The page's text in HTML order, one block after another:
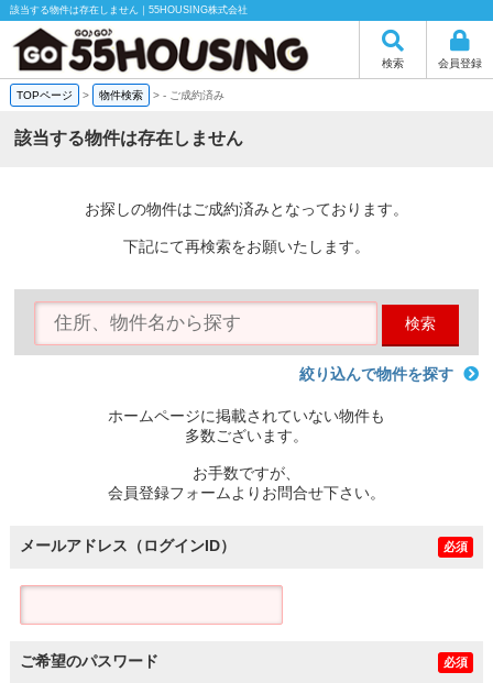
該当する物件は存在しません｜55HOUSING株式会社
検索 会員登録
TOPページ > 物件検索 >- ご成約済み
該当する物件は存在しません
お探しの物件はご成約済みとなっております。
下記にて再検索をお願いたします。
検索
絞り込んで物件を探す
ホームページに掲載されていない物件も
多数ございます。
お手数ですが、
会員登録フォームよりお問合せ下さい。
メールアドレス（ログインID） 必須
ご希望のパスワード 必須